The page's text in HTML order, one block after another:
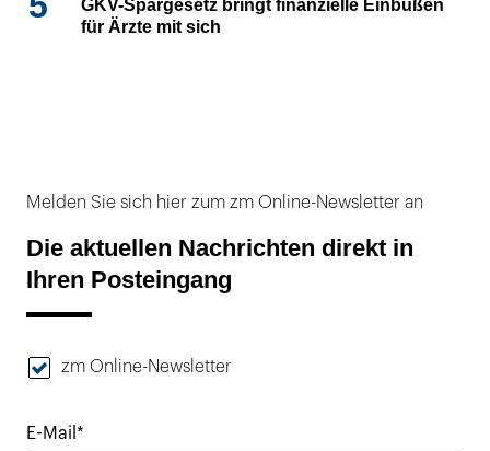
GKV-Spargesetz bringt finanzielle Einbußen
für Ärzte mit sich
Melden Sie sich hier zum zm Online-Newsletter an
Die aktuellen Nachrichten direkt in
Ihren Posteingang
zm Online-Newsletter
E-Mail*